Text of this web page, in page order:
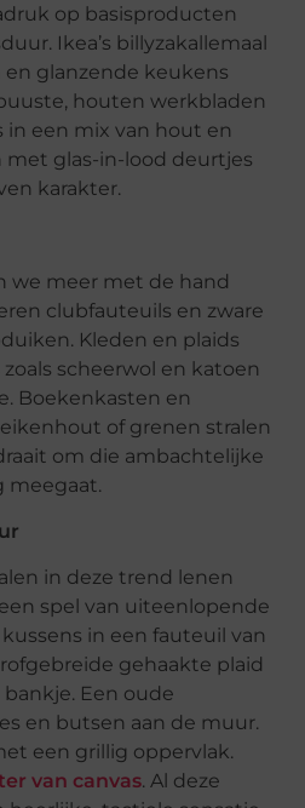
op basisproducten
Ikea’s billyzakallemaal
glanzende keukens
houten werkbladen
een mix van hout en
met glas-in-lood deurtjes
karakter.
we meer met de hand
clubfauteuils en zware
Kleden en plaids
scheerwol en katoen
Boekenkasten en
of grenen stralen
om die ambachtelijke
meegaat.
in deze trend lenen
spel van uiteenlopende
in een fauteuil van
gehaakte plaid
Een oude
en butsen aan de muur.
een grillig oppervlak.
van canvas. Al deze